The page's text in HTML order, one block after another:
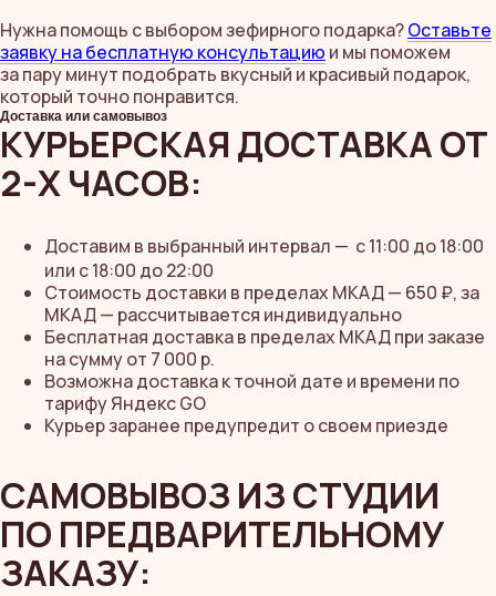
Нужна помощь с выбором зефирного подарка?Оставьте
заявку на бесплатную консультацию и мы поможем
за пару минут подобрать вкусный и красивый подарок,
который точно понравится.
Доставка или самовывоз
КУРЬЕРСКАЯ ДОСТАВКА ОТ
2-Х ЧАСОВ:
Доставим в выбранный интервал — с 11:00 до 18:00
или с 18:00 до 22:00
Стоимость доставки в пределах МКАД — 650 ₽, за
МКАД — рассчитывается индивидуально
Бесплатная доставка в пределах МКАД при заказе
на сумму от 7 000 р.
Возможна доставка к точной дате и времени по
тарифу Яндекс GO
Курьер заранее предупредит о своем приезде
САМОВЫВОЗ ИЗ СТУДИИ
ПО ПРЕДВАРИТЕЛЬНОМУ
ЗАКАЗУ: